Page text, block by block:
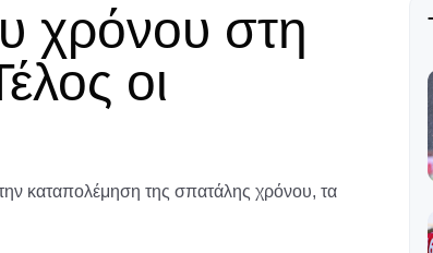
χρόνου στη
οι
καταπολέμηση της σπατάλης χρόνου, τα